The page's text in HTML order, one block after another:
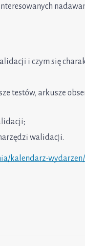
i czym się
testów, arkusze
walidacji.
kalendarz-